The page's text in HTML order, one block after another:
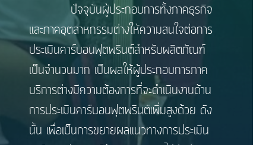
ปัจจุบันผู้ประกอบการทั้งภาคธุรกิจ
และภาคอุตสาหกรรมต่างให้ความสนใจต่อการ
ประเมินคาร์บอนฟุตพรินต์สำหรับผลิตภัณฑ์
เป็นจำนวนมาก เป็นผลให้ผู้ประกอบการภาค
บริการต่างมีความต้องการที่จะดำเนินงานด้าน
การประเมินคาร์บอนฟุตพรินต์เพิ่มสูงด้วย ดัง
นั้น เพื่อเป็นการขยายผลแนวทางการประเมิน